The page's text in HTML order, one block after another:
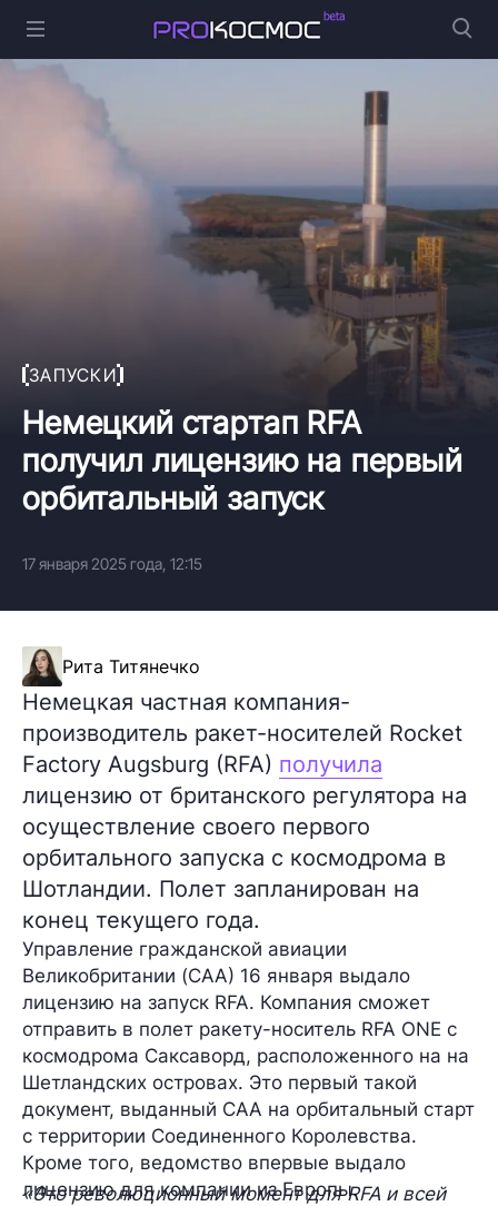
ЗАПУСКИ
Немецкий стартап RFA
получил лицензию на первый
орбитальный запуск
17 января 2025 года, 12:15
Рита Титянечко
Немецкая частная компания-
производитель ракет-носителей Rocket
Factory Augsburg (RFA) получила
лицензию от британского регулятора на
осуществление своего первого
орбитального запуска с космодрома в
Шотландии. Полет запланирован на
конец текущего года.
Управление гражданской авиации
Великобритании (CAA) 16 января выдало
лицензию на запуск RFA. Компания сможет
отправить в полет ракету-носитель RFA ONE с
космодрома Саксаворд, расположенного на на
Шетландских островах. Это первый такой
документ, выданный CAA на орбитальный старт
с территории Соединенного Королевства.
Кроме того, ведомство впервые выдало
лицензию для компании из Европы.
«Это революционный момент для RFA и всей